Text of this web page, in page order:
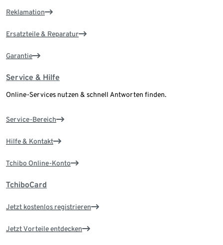
Reklamation
Ersatzteile & Reparatur
Garantie
Service & Hilfe
Online-Services nutzen & schnell Antworten finden.
Service-Bereich
Hilfe & Kontakt
Tchibo Online-Konto
TchiboCard
Jetzt kostenlos registrieren
Jetzt Vorteile entdecken